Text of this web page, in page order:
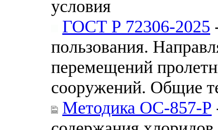
условия
ГОСТ Р 72306-2025
пользования.
перемещений
сооружений. Общие
Методика ОС-857-Р